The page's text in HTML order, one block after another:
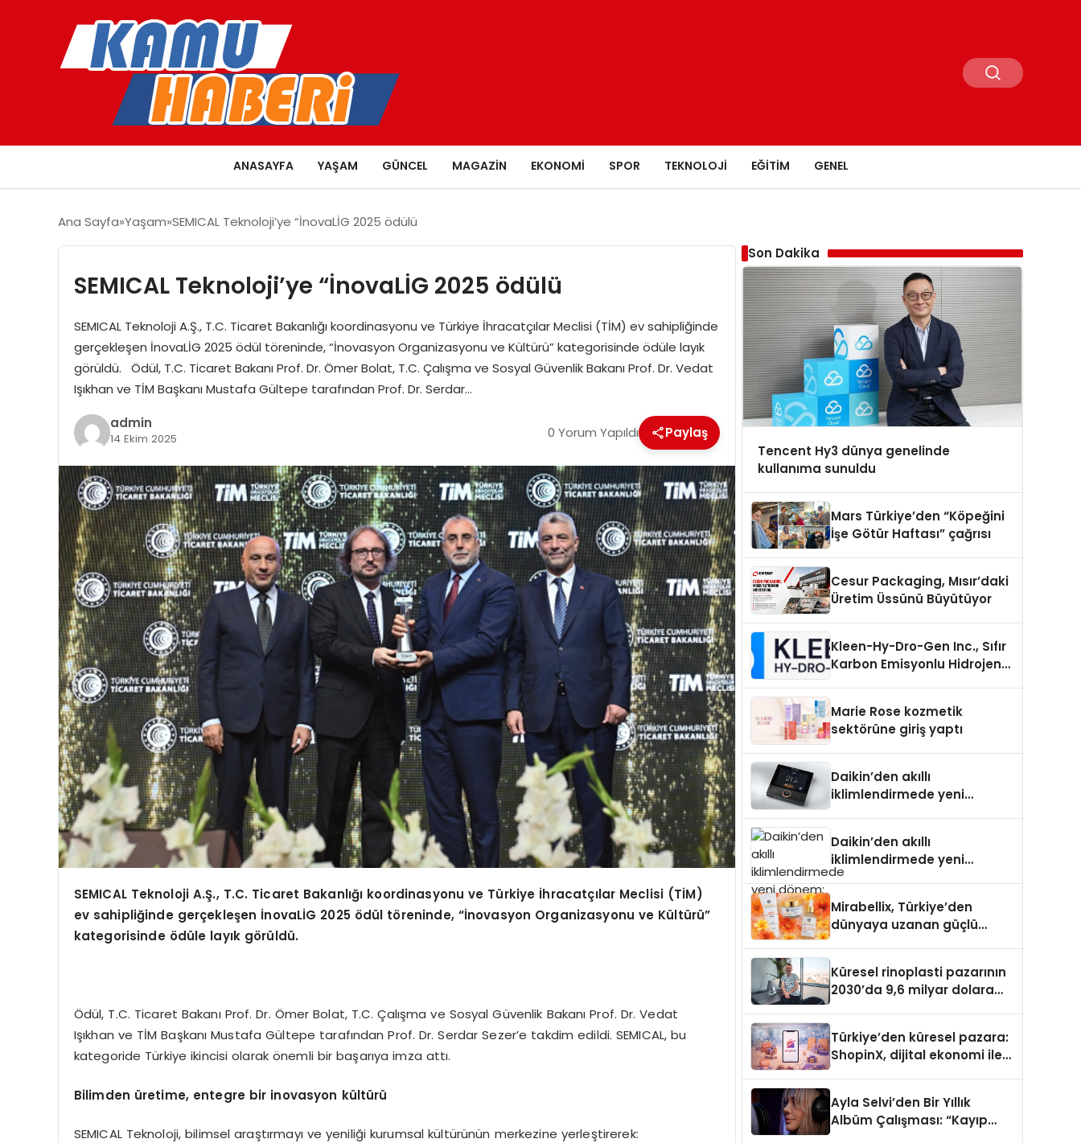
ANASAYFA YAŞAM GÜNCEL MAGAZIN EKONOMI SPOR TEKNOLOJI EĞITIM GENEL
Ana Sayfa Yaşam SEMICAL Teknoloji’ye “İnovaLİG 2025 ödülü
SEMICAL Teknoloji’ye “İnovaLİG 2025 ödülü
SEMICAL Teknoloji A.Ş., T.C. Ticaret Bakanlığı koordinasyonu ve Türkiye İhracatçılar Meclisi (TİM) ev sahipliğinde
gerçekleşen İnovaLİG 2025 ödül töreninde, “İnovasyon Organizasyonu ve Kültürü” kategorisinde ödüle layık
görüldü. Ödül, T.C. Ticaret Bakanı Prof. Dr. Ömer Bolat, T.C. Çalışma ve Sosyal Güvenlik Bakanı Prof. Dr. Vedat
Işıkhan ve TİM Başkanı Mustafa Gültepe tarafından Prof. Dr. Serdar…
admin
14 Ekim 2025 0 Yorum Yapıldı Paylaş
SEMICAL Teknoloji A.Ş., T.C. Ticaret Bakanlığı koordinasyonu ve Türkiye İhracatçılar Meclisi (TİM)
ev sahipliğinde gerçekleşen İnovaLİG 2025 ödül töreninde,“İnovasyon Organizasyonu ve Kültürü”
kategorisinde ödüle layık görüldü.
Ödül, T.C. Ticaret Bakanı Prof. Dr. Ömer Bolat, T.C. Çalışma ve Sosyal Güvenlik Bakanı Prof. Dr. Vedat
Işıkhan ve TİM Başkanı Mustafa Gültepe tarafından Prof. Dr. Serdar Sezer’e takdim edildi. SEMICAL, bu
kategoride Türkiye ikincisi olarak önemli bir başarıya imza attı.
Bilimden üretime, entegre bir inovasyon kültürü
SEMICAL Teknoloji, bilimsel araştırmayı ve yeniliği kurumsal kültürünün merkezine yerleştirerek:
Son Dakika
Tencent Hy3 dünya genelinde
kullanıma sunuldu
Mars Türkiye’den “Köpeğini
İşe Götür Haftası” çağrısı
Cesur Packaging, Mısır’daki
Üretim Üssünü Büyütüyor
Kleen-Hy-Dro-Gen Inc., Sıfır
Karbon Emisyonlu Hidrojen
Aldı
Marie Rose kozmetik
sektörüne giriş yaptı
Daikin’den akıllı
iklimlendirmede yeni
Daikin’den akıllı
iklimlendirmede yeni
dönem: Madoka Plus
Mirabellix, Türkiye’den
dünyaya uzanan güçlü
Küresel rinoplasti pazarının
2030’da 9,6 milyar dolara
Türkiye’den küresel pazara:
ShopinX, dijital ekonomi ile
Ayla Selvi’den Bir Yıllık
Albüm Çalışması: “Kayıp